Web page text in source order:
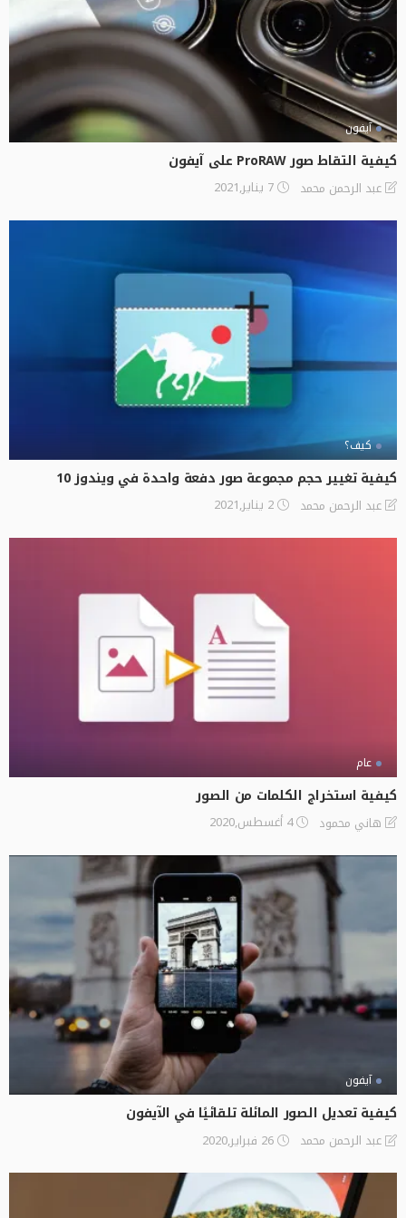
آيفون
كيفية التقاط صور ProRAW على آيفون
عبد الرحمن محمد 7 يناير,2021
كيف؟
كيفية تغيير حجم مجموعة صور دفعة واحدة في ويندوز 10
عبد الرحمن محمد 2 يناير,2021
عام
كيفية استخراج الكلمات من الصور
هاني محمود 4 أغسطس,2020
آيفون
كيفية تعديل الصور المائلة تلقائيًا في الآيفون
عبد الرحمن محمد 26 فبراير,2020